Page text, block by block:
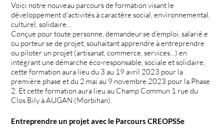
Voici notre nouveau parcours de formation visant le
développement d’activités à caractère social, environnemental,
culturel, solidaire…
Conçue pour toute personne, demandeur.se d’emploi, salarié.e
ou porteur.se de projet, souhaitant apprendre à entreprendre
ou piloter un projet (artisanat, commerce, services…) en
intégrant une démarche éco-responsable, sociale et solidaire,
cette formation aura lieu du 3 au 19 avril 2023 pour la
première phase et du 2 mai au 9 novembre 2023 pour la Phase
2. Et cette formation aura lieu au Champ Commun 1 rue du
Clos Bily à AUGAN (Morbihan).
Entreprendre un projet avec le Parcours CREOPSSe